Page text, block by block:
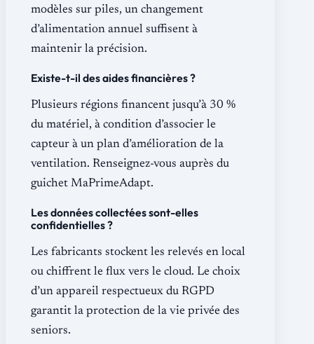
modèles sur piles, un changement
d’alimentation annuel suffisent à
maintenir la précision.
Existe-t-il des aides financières ?
Plusieurs régions financent jusqu’à 30 %
du matériel, à condition d’associer le
capteur à un plan d’amélioration de la
ventilation. Renseignez-vous auprès du
guichet MaPrimeAdapt.
Les données collectées sont-elles
confidentielles ?
Les fabricants stockent les relevés en local
ou chiffrent le flux vers le cloud. Le choix
d’un appareil respectueux du RGPD
garantit la protection de la vie privée des
seniors.